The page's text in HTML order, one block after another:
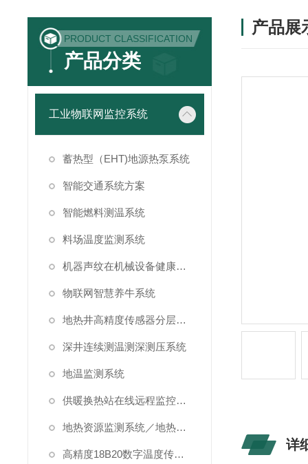
PRODUCT CLASSIFICATION
产品分类
工业物联网监控系统
蓄热型（EHT)地源热泵系统
智能交通系统方案
智能燃料测温系统
料场温度监测系统
机器声纹在机械设备健康状态监测中的应用
物联网智慧养牛系统
地热井高精度传感器分层测温方案
深井连续测温测深测压系统
地温监测系统
供暖换热站在线远程监控系统方案
地热资源监测系统／地热管理系统
高精度18B20数字温度传感器
产品展
详